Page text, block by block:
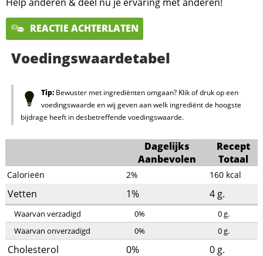
REACTIE ACHTERLATEN
Voedingswaardetabel
Tip:Bewuster met ingrediënten omgaan? Klik of druk op een
voedingswaarde en wij geven aan welk ingrediënt de hoogste
bijdrage heeft in desbetreffende voedingswaarde.
Dagelijks
Aanbevolen
Recept
Totaal
Calorieën 2% 160 kcal
Vetten 1% 4 g.
Waarvan verzadigd 0% 0g.
Waarvan onverzadigd
0% 0g.
Cholesterol 0% 0 g.